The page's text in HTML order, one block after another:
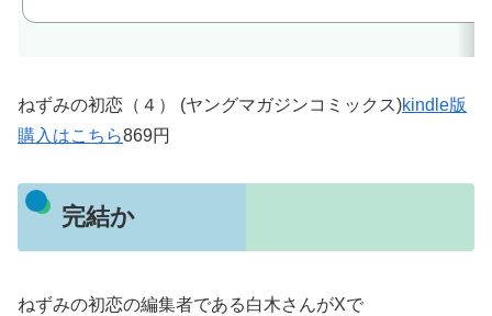
ねずみの初恋（４） (ヤングマガジンコミックス)kindle版
購入はこちら869円
完結か
ねずみの初恋の編集者である白木さんがXで